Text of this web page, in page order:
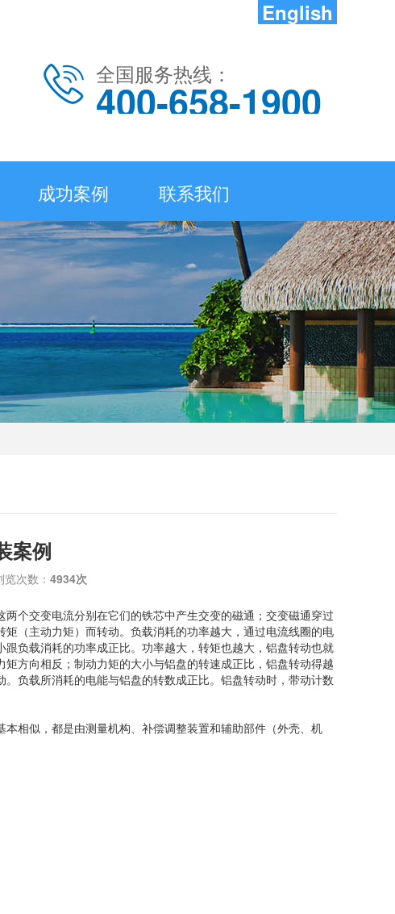
全国服务热线：
400-658-1900
English
成功案例 联系我们
案例
览次数： 4934次
个交变电流分别在它们的铁芯中产生交变的磁通；交变磁通穿过
（主动力矩）而转动。负载消耗的功率越大，通过电流线圈的电
负载消耗的功率成正比。功率越大，转矩也越大，铝盘转动也就
方向相反；制动力矩的大小与铝盘的转速成正比，铝盘转动得越
负载所消耗的电能与铝盘的转数成正比。铝盘转动时，带动计数
相似，都是由测量机构、补偿调整装置和辅助部件（外壳、机